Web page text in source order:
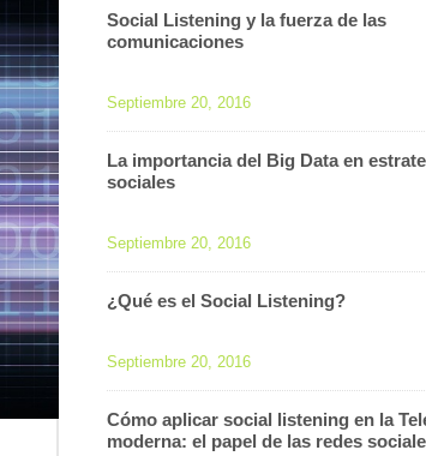
Social Listening y la fuerza de las
comunicaciones
Septiembre 20, 2016
La importancia del Big Data en
sociales
Septiembre 20, 2016
¿Qué es el Social Listening?
Septiembre 20, 2016
Cómo aplicar social listening en la
moderna: el papel de las redes